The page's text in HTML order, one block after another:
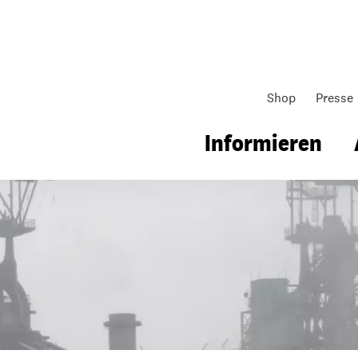
Shop Presse
Informieren
Wie wir arbeiten
Über unsere politische Arbeit
für Schule & Jugend
für Schule & Jugend
& Seminare
Gemeindearbeit
Kollekten
Gemeindematerial
Fürbitten